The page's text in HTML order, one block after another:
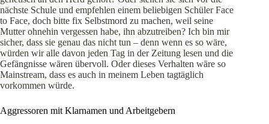
nächste Schule und empfehlen einem beliebigen Schüler Face
to Face, doch bitte fix Selbstmord zu machen, weil seine
Mutter ohnehin vergessen habe, ihn abzutreiben? Ich bin mir
sicher, dass sie genau das nicht tun – denn wenn es so wäre,
würden wir alle davon jeden Tag in der Zeitung lesen und die
Gefängnisse wären übervoll. Oder dieses Verhalten wäre so
Mainstream, dass es auch in meinem Leben tagtäglich
vorkommen würde.
Aggressoren mit Klarnamen und Arbeitgebern